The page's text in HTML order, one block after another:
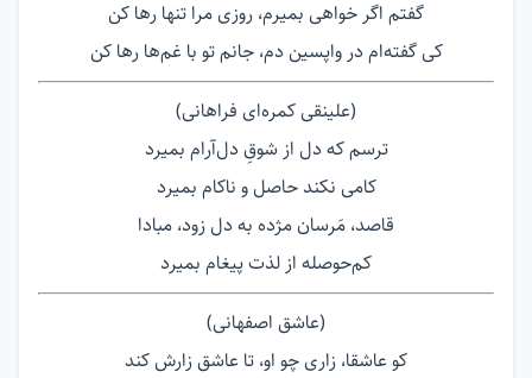
گفتم اگر خواهی بمیرم، روزی مرا تنها رها کن
کی گفته‌ام در واپسین دم، جانم تو با غم‌ها رها کن
(علینقی کمره‌ای فراهانی)
ترسم که دل از شوقِ دل‌آرام بمیرد
کامی نکند حاصل و ناکام بمیرد
قاصد، مَرسان مژده به دل زود، مبادا
کم‌حوصله از لذت پیغام بمیرد
(عاشق اصفهانی)
کو عاشقا، زاری چو او، تا عاشق زارش کند